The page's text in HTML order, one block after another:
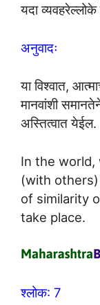
यदा
अनुवादः
या विश्वात,
मानवांशी
अस्तित्वात येईल.
In the world,
(with
of similarity
take place.
श्लोक: 7